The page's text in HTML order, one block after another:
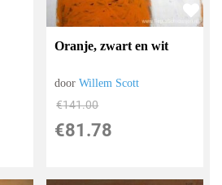
Oranje, zwart en wit
doorWillem Scott
€141.00
€81.78